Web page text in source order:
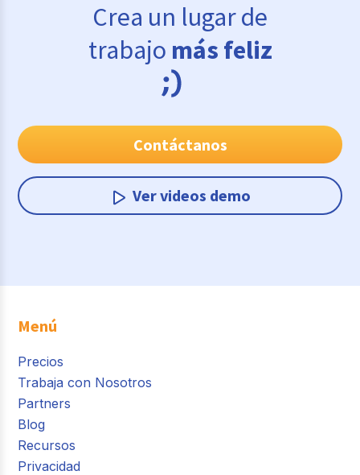
Crea un lugar de
trabajo más feliz
Contáctanos
Ver videos demo
Menú
Precios
Trabaja con Nosotros
Partners
Blog
Recursos
Privacidad